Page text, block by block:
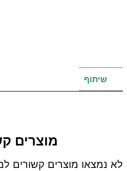
שיתוף
מוצרים
לא נמצאו מוצרים קשורים